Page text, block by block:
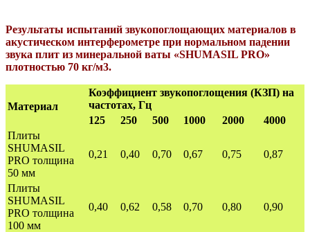
Результаты испытаний звукопоглощающих материалов в
акустическом интерферометре при нормальном падении
звука плит из минеральной ваты «SHUMASIL PRO»
плотностью 70 кг/м3.
Материал
Коэффициент звукопоглощения (КЗП) на
частотах, Гц
125
250 500 1000 2000
4000
Плиты
SHUMASIL
PRO толщина
50 мм
0,21 0,40 0,70 0,67 0,75 0,87
Плиты
SHUMASIL
PRO толщина
100 мм
0,40 0,62 0,58 0,70 0,80 0,90